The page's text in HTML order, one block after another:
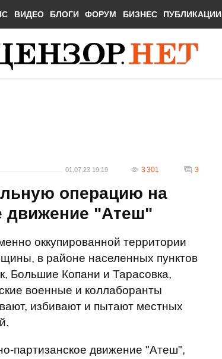
ВИДЕО БЛОГИ ФОРУМ БИЗНЕС ПУБЛИКАЦИИ
01.07.23 19:19 3 301 3
операцию на
движение "Атеш"
оккупированной территории
в районе населенных пунктов
Большие Копани и Тарасовка,
военные и коллаборанты
избивают и пытают местных
партизанское движение "Атеш",